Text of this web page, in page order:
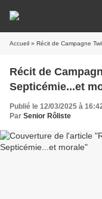
Accueil » Récit de Campagne
Récit de
Septicémie...et
Publié le 12/03/2025 à
Par Senior Rôliste